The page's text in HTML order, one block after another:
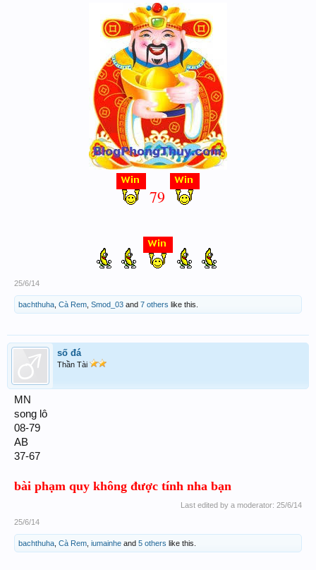
79
25/6/14
bachthuha Cà Rem Smod_03 and 7 others like this.
số đá
Thần Tài
MN
song lô
08-79
AB
37-67
bài phạm quy không được tính nha bạn
Last edited by a moderator: 25/6/14
25/6/14
bachthuha Cà Rem iumainhe and 5 others like this.